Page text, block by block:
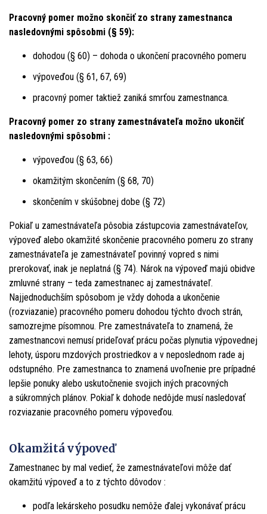
Pracovný pomer možno skončiť zo strany zamestnanca
nasledovnými spôsobmi (§ 59):
dohodou (§ 60) – dohoda o ukončení pracovného pomeru
výpoveďou (§ 61, 67, 69)
pracovný pomer taktiež zaniká smrťou zamestnanca.
Pracovný pomer zo strany zamestnávateľa možno ukončiť
nasledovnými spôsobmi :
výpoveďou (§ 63, 66)
okamžitým skončením (§ 68, 70)
skončením v skúšobnej dobe (§ 72)
Pokiaľ u zamestnávateľa pôsobia zástupcovia zamestnávateľov,
výpoveď alebo okamžité skončenie pracovného pomeru zo strany
zamestnávateľa je zamestnávateľ povinný vopred s nimi
prerokovať, inak je neplatná (§ 74). Nárok na výpoveď majú obidve
zmluvné strany – teda zamestnanec aj zamestnávateľ.
Najjednoduchším spôsobom je vždy dohoda a ukončenie
(rozviazanie) pracovného pomeru dohodou týchto dvoch strán,
samozrejme písomnou. Pre zamestnávateľa to znamená, že
zamestnancovi nemusí prideľovať prácu počas plynutia výpovednej
lehoty, úsporu mzdových prostriedkov a v neposlednom rade aj
odstupného. Pre zamestnanca to znamená uvoľnenie pre prípadné
lepšie ponuky alebo uskutočnenie svojich iných pracovných
a súkromných plánov. Pokiaľ k dohode nedôjde musí nasledovať
rozviazanie pracovného pomeru výpoveďou.
Okamžitá výpoveď
Zamestnanec by mal vedieť, že zamestnávateľovi môže dať
okamžitú výpoveď a to z týchto dôvodov :
podľa lekárskeho posudku nemôže ďalej vykonávať prácu